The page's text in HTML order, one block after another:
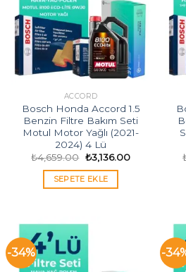
ACCORD
Bosch Honda Accord 1.5
Benzin Filtre Bakım Seti
Motul Motor Yağlı (2021-
2024) 4 Lü
₺4,659.00 Orijinal
fiyat:
₺4,659.00.
₺3,136.00Şu
SEPETE EKLE
-34% -